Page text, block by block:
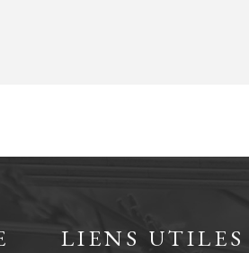
LIENS UTILES